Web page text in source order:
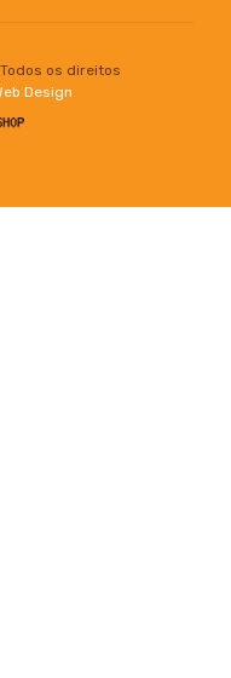
os direitos
Design